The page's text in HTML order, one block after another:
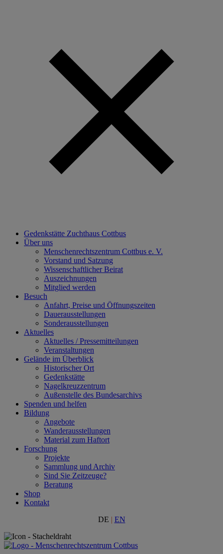
Gedenkstätte Zuchthaus Cottbus
Über uns
Menschenrechtszentrum Cottbus e. V.
Vorstand und Satzung
Wissenschaftlicher Beirat
Auszeichnungen
Mitglied werden
Besuch
Anfahrt, Preise und Öffnungszeiten
Dauerausstellungen
Sonderausstellungen
Aktuelles
Aktuelles / Pressemitteilungen
Veranstaltungen
Gelände im Überblick
Historischer Ort
Gedenkstätte
Nagelkreuzzentrum
Außenstelle des Bundesarchivs
Spenden und helfen
Bildung
Angebote
Wanderausstellungen
Material zum Haftort
Forschung
Projekte
Sammlung und Archiv
Sind Sie Zeitzeuge?
Beratung
Shop
Kontakt
DE | EN